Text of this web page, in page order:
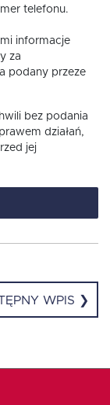
telefonu.
informacje
za
podany przeze
bez podania
działań,
jej
WPIS ❯